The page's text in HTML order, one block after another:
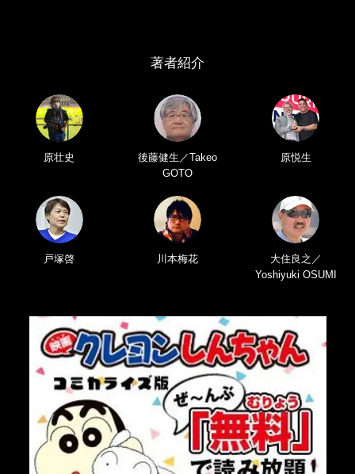
著者紹介
原壮史
後藤健生／Takeo
GOTO
原悦生
戸塚啓 川本梅花
大住良之／
Yoshiyuki OSUMI